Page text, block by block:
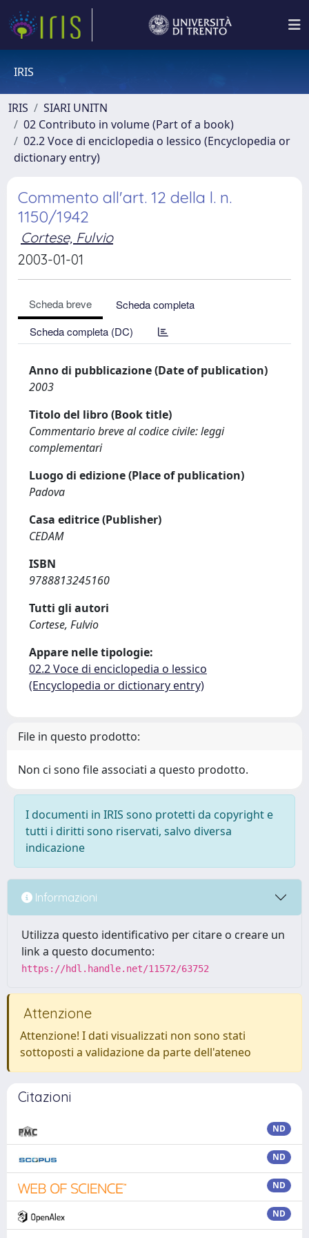
IRIS
IRIS
SIARI UNITN
02 Contributo in volume (Part of a book)
02.2 Voce di enciclopedia o lessico (Encyclopedia or
dictionary entry)
Commento all'art. 12 della l. n.
1150/1942
Cortese, Fulvio
2003-01-01
Scheda breve
Scheda completa
Scheda completa (DC)
Anno di pubblicazione (Date of publication)
2003
Titolo del libro (Book title)
Commentario breve al codice civile: leggi
complementari
Luogo di edizione (Place of publication)
Padova
Casa editrice (Publisher)
CEDAM
ISBN
9788813245160
Tutti gli autori
Cortese, Fulvio
Appare nelle tipologie:
02.2 Voce di enciclopedia o lessico
(Encyclopedia or dictionary entry)
File in questo prodotto:
Non ci sono file associati a questo prodotto.
I documenti in IRIS sono protetti da copyright e
tutti i diritti sono riservati, salvo diversa
indicazione
Informazioni
Utilizza questo identificativo per citare o creare un
link a questo documento:
https://hdl.handle.net/11572/63752
Attenzione
Attenzione! I dati visualizzati non sono stati
sottoposti a validazione da parte dell'ateneo
Citazioni
ND
ND
ND
ND